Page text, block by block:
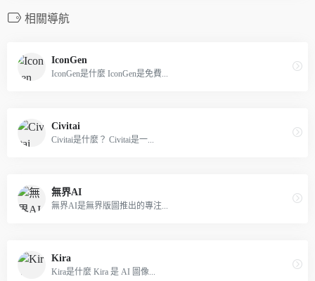
相關導航
IconGen
IconGen是什麼 IconGen是免費...
Civitai
Civitai是什麼？ Civitai是一...
無界AI
無界AI是無界版圖推出的專注...
Kira
Kira是什麼 Kira 是 AI 圖像...